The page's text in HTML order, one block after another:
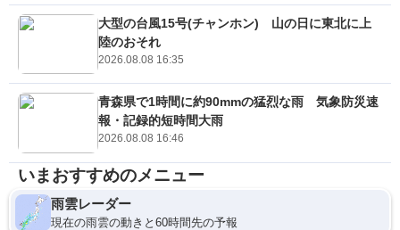
大型の台風15号(チャンホン) 山の日に東北に上
陸のおそれ
2026.08.08 16:35
青森県で1時間に約90mmの猛烈な雨 気象防災速
報・記録的短時間大雨
2026.08.08 16:46
いまおすすめのメニュー
雨雲レーダー
現在の雨雲の動きと60時間先の予報